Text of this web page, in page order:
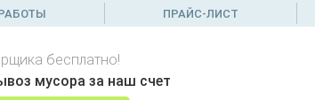
ПРАЙС-ЛИСТ
бесплатно!
мусора за наш счет